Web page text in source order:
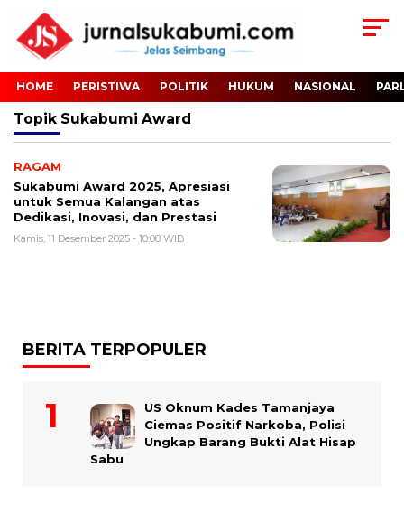
HOME PERISTIWA POLITIK HUKUM NASIONAL
Topik Sukabumi Award
RAGAM
Sukabumi Award 2025, Apresiasi
untuk Semua Kalangan atas
Dedikasi, Inovasi, dan Prestasi
Kamis, 11 Desember 2025 - 10:08 WIB
BERITA TERPOPULER
US Oknum Kades Tamanjaya
Ciemas Positif Narkoba, Polisi
Ungkap Barang Bukti Alat Hisap
Sabu